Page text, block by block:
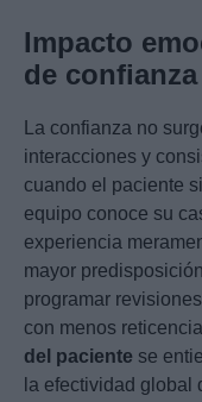
Impacto
de confianza
La confianza no
interacciones y
cuando el paciente
equipo conoce su
experiencia
mayor
programar
con menos
del paciente se
la efectividad global